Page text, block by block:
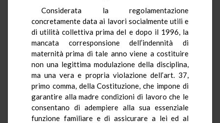
Considerata la regolamentazione
concretamente data ai lavori socialmente utili e
di utilità collettiva prima del e dopo il 1996, la
mancata corresponsione dell’indennità di
maternità prima di tale anno viene a costituire
non una legittima modulazione della disciplina,
ma una vera e propria violazione dell’art. 37,
primo comma, della Costituzione, che impone di
garantire alla madre condizioni di lavoro che le
consentano di adempiere alla sua essenziale
funzione familiare e di assicurare a lei ed al